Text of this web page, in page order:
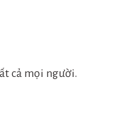
cả mọi người.